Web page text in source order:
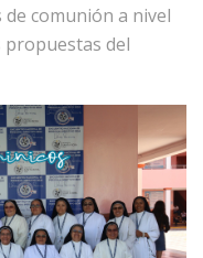
comunión a nivel
propuestas del